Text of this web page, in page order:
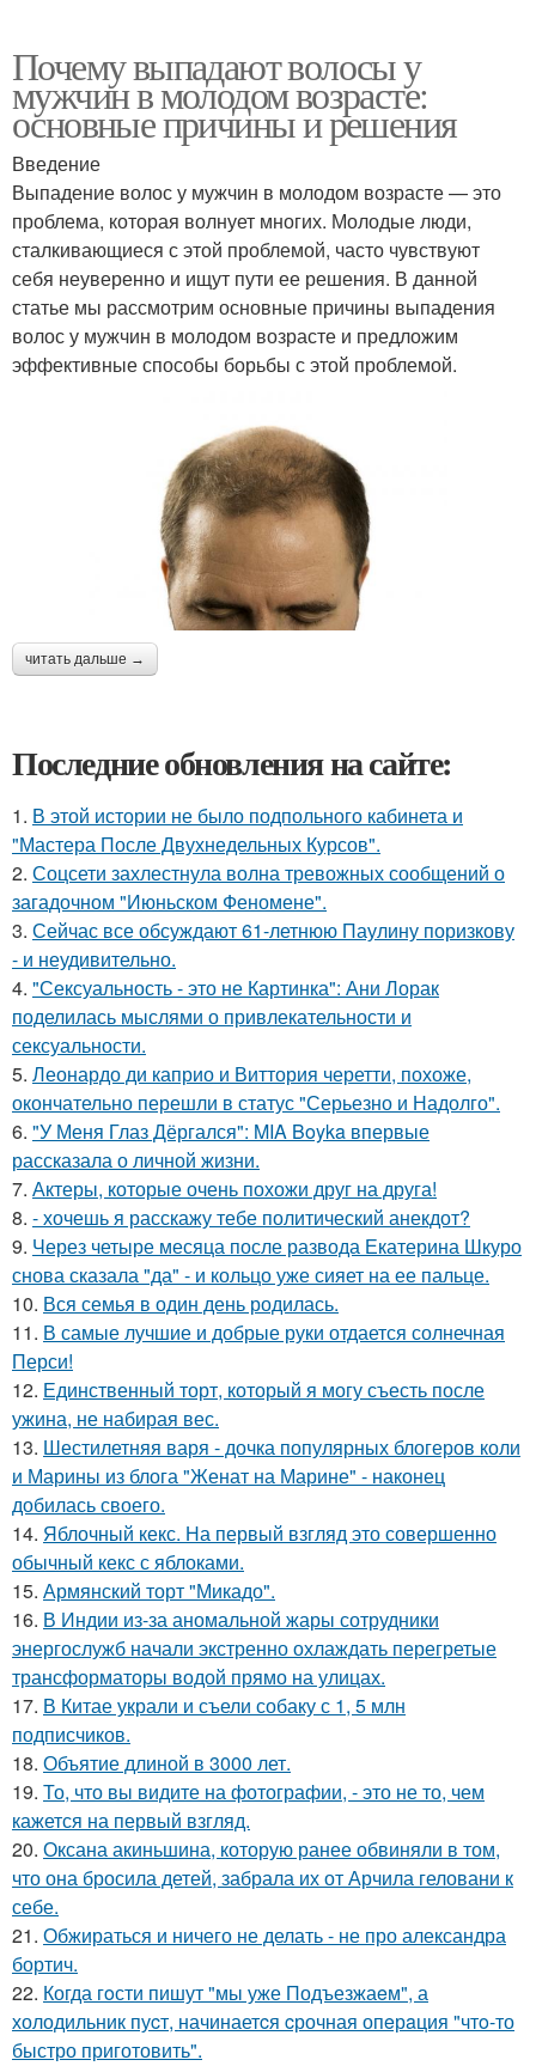
Почему выпадают волосы у
мужчин в молодом возрасте:
основные причины и решения
Введение
Выпадение волос у мужчин в молодом возрасте — это
проблема, которая волнует многих. Молодые люди,
сталкивающиеся с этой проблемой, часто чувствуют
себя неуверенно и ищут пути ее решения. В данной
статье мы рассмотрим основные причины выпадения
волос у мужчин в молодом возрасте и предложим
эффективные способы борьбы с этой проблемой.
читать дальше →
Последние обновления на сайте:
1. В этой истории не было подпольного кабинета и
"Мастера После Двухнедельных Курсов".
2. Соцсети захлестнула волна тревожных сообщений о
загадочном "Июньском Феномене".
3. Сейчас все обсуждают 61-летнюю Паулину поризкову
- и неудивительно.
4. "Сексуальность - это не Картинка": Ани Лорак
поделилась мыслями о привлекательности и
сексуальности.
5. Леонардо ди каприо и Виттория черетти, похоже,
окончательно перешли в статус "Серьезно и Надолго".
6. "У Меня Глаз Дёргался": MIA Boyka впервые
рассказала о личной жизни.
7. Актеры, которые очень похожи друг на друга!
8. - хочешь я расскажу тебе политический анекдот?
9. Через четыре месяца после развода Екатерина Шкуро
снова сказала "да" - и кольцо уже сияет на ее пальце.
10. Вся семья в один день родилась.
11. В самые лучшие и добрые руки отдается солнечная
Перси!
12. Единственный торт, который я могу съесть после
ужина, не набирая вес.
13. Шестилетняя варя - дочка популярных блогеров коли
и Марины из блога "Женат на Марине" - наконец
добилась своего.
14. Яблочный кекс. На первый взгляд это совершенно
обычный кекс с яблоками.
15. Армянский торт "Микадо".
16. В Индии из-за аномальной жары сотрудники
энергослужб начали экстренно охлаждать перегретые
трансформаторы водой прямо на улицах.
17. В Китае украли и съели собаку с 1, 5 млн
подписчиков.
18. Объятие длиной в 3000 лет.
19. То, что вы видите на фотографии, - это не то, чем
кажется на первый взгляд.
20. Оксана акиньшина, которую ранее обвиняли в том,
что она бросила детей, забрала их от Арчила геловани к
себе.
21. Обжираться и ничего не делать - не про александра
бортич.
22. Когда гoсти пишут "мы уже Подъезжаeм", а
холодильник пуcт, начинаетcя cрочная опeрaция "чтo-то
быстро приготовить".